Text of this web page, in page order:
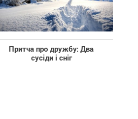
Притча про дружбу: Два
сусіди і сніг